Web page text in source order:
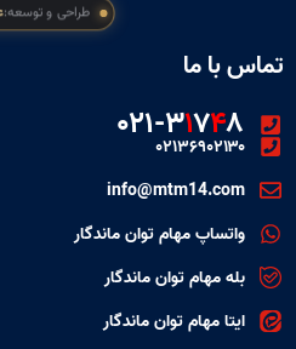
طراحی و توسعه:
تماس با ما
۰۲۱-۳۱۷۴۸
۰۲۱۳۶۹۰۲۱۳۰
info@mtm14.com
واتساپ مهام توان ماندگار
بله مهام توان ماندگار
ایتا مهام توان ماندگار